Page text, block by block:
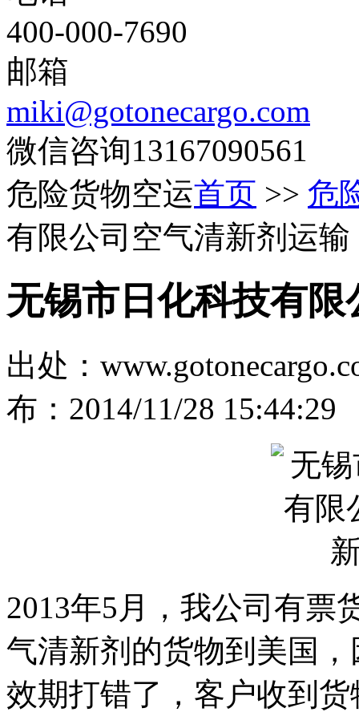
400-000-7690
邮箱
miki@gotonecargo.com
微信咨询13167090561
危险货物空运首页 >> 危
有限公司空气清新剂运输
无锡市日化科技有
出处：
布：2014/11/28 15:44:29
2013年5月，我公司有票
气清新剂的货物到美国
效期打错了，客户收到